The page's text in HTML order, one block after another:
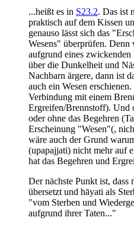
...heißt es in S23.2. Das ist
praktisch auf dem Kissen
genauso lässt sich das
Wesens" überprüfen. Denn
aufgrund eines
über die Dunkelheit und
Nachbarn ärgere, dann ist
auch ein Wesen
Verbindung mit einem
Ergreifen/Brennstoff). Und
oder ohne das Begehren
Erscheinung "Wesen"(,
wäre auch der Grund
(upapajjati) nicht mehr auf
hat das Begehren und
Der nächste Punkt ist, dass
übersetzt und hāyati als
"vom Sterben und
aufgrund ihrer Taten..."